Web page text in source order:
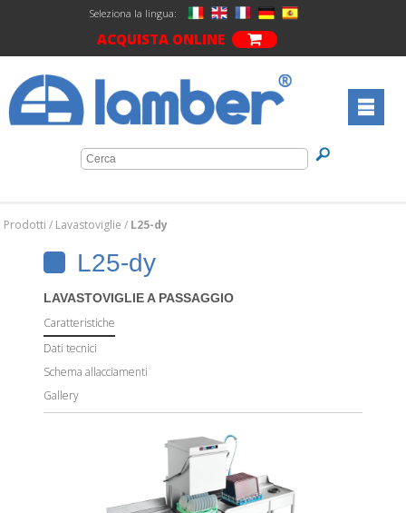
Seleziona la lingua:
ACQUISTA ONLINE
Prodotti/ Lavastoviglie/ L25-dy
L25-dy
LAVASTOVIGLIE A PASSAGGIO
Caratteristiche
Dati tecnici
Schema allacciamenti
Gallery